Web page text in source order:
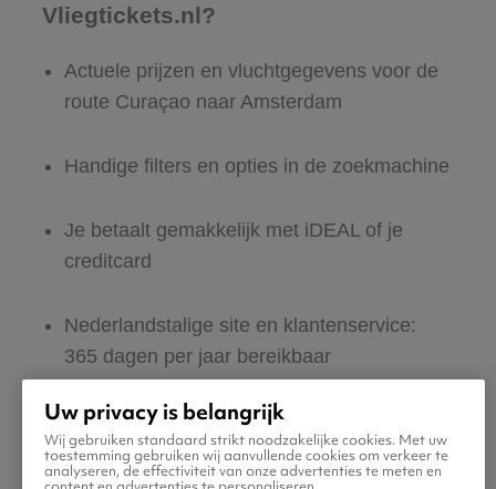
Vliegtickets.nl?
Actuele prijzen en vluchtgegevens voor de
route Curaçao naar Amsterdam
Handige filters en opties in de zoekmachine
Je betaalt gemakkelijk met iDEAL of je
creditcard
Nederlandstalige site en klantenservice:
365 dagen per jaar bereikbaar
Zeker van veilig boeken en betalen
Boek ook direct een hotel of huurauto voor
Uw privacy is belangrijk
Wij gebruiken standaard strikt noodzakelijke cookies. Met uw
toestemming gebruiken wij aanvullende cookies om verkeer te
analyseren, de effectiviteit van onze advertenties te meten en